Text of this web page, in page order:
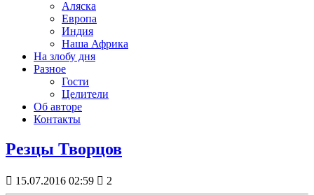
Аляска
Европа
Индия
Наша Африка
На злобу дня
Разное
Гости
Целители
Об авторе
Контакты
Резцы Творцов
 15.07.2016 02:59  2